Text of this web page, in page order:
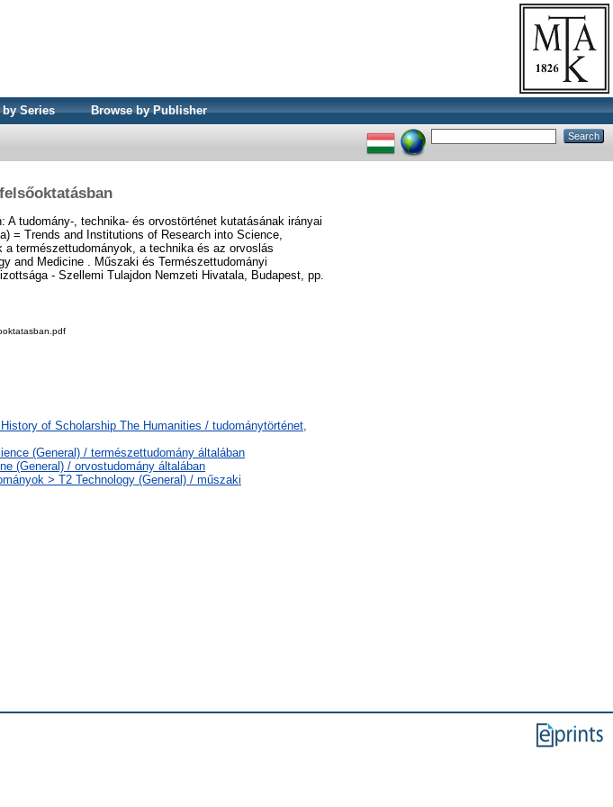
Series Browse by Publisher
A tudomány-, technika- és orvostörténet kutatásának irányai
= Trends and Institutions of Research into Science,
természettudományok, a technika és az orvoslás
and Medicine . Műszaki és Természettudományi
- Szellemi Tulajdon Nemzeti Hivatala, Budapest, pp.
of Scholarship The Humanities / tudománytörténet,
(General) / természettudomány általában
(General) / orvostudomány általában
> T2 Technology (General) / műszaki